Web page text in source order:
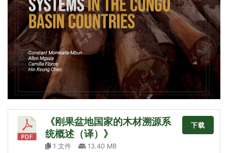
《刚果盆地国家的木材溯源系
统概述（译）》
1 文件 13.40 MB
下载